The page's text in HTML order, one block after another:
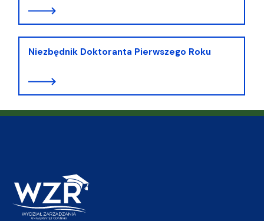
Niezbędnik Doktoranta Pierwszego Roku